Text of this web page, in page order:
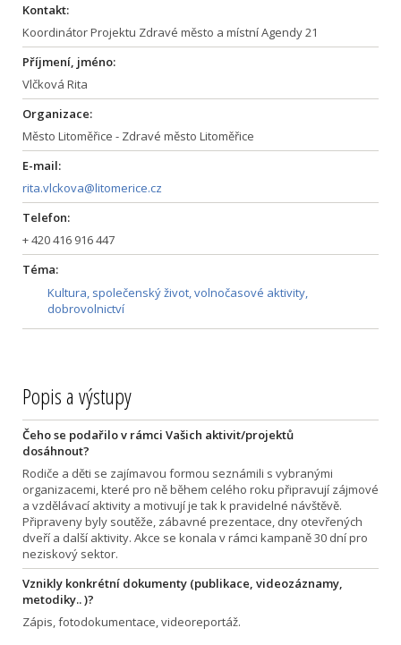
Kontakt:
Koordinátor Projektu Zdravé město a místní Agendy 21
Příjmení, jméno:
Vlčková Rita
Organizace:
Město Litoměřice - Zdravé město Litoměřice
E-mail:
rita.vlckova@litomerice.cz
Telefon:
+ 420 416 916 447
Téma:
Kultura, společenský život, volnočasové aktivity,
dobrovolnictví
Popis a výstupy
Čeho se podařilo v rámci Vašich aktivit/projektů
dosáhnout?
Rodiče a děti se zajímavou formou seznámili s vybranými
organizacemi, které pro ně během celého roku připravují zájmové
a vzdělávací aktivity a motivují je tak k pravidelné návštěvě.
Připraveny byly soutěže, zábavné prezentace, dny otevřených
dveří a další aktivity. Akce se konala v rámci kampaně 30 dní pro
neziskový sektor.
Vznikly konkrétní dokumenty (publikace, videozáznamy,
metodiky.. )?
Zápis, fotodokumentace, videoreportáž.